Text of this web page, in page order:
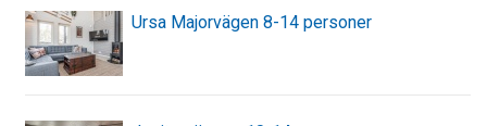
Ursa Majorvägen 8-14 personer